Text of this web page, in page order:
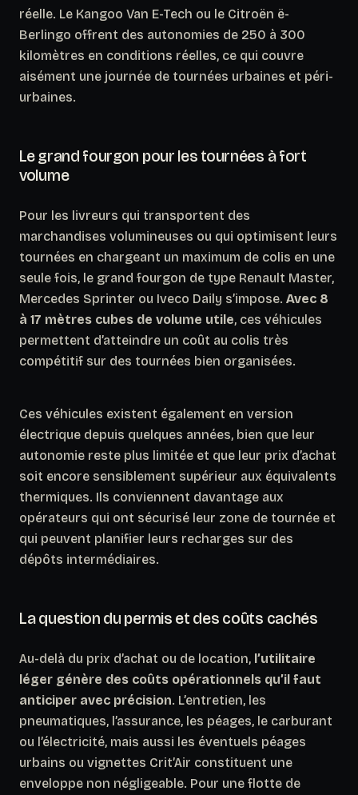
réelle. Le Kangoo Van E-Tech ou le Citroën ë-
Berlingo offrent des autonomies de 250 à 300
kilomètres en conditions réelles, ce qui couvre
aisément une journée de tournées urbaines et péri-
urbaines.
Le grand fourgon pour les tournées à fort
volume
Pour les livreurs qui transportent des
marchandises volumineuses ou qui optimisent leurs
tournées en chargeant un maximum de colis en une
seule fois, le grand fourgon de type Renault Master,
Mercedes Sprinter ou Iveco Daily s’impose. Avec 8
à 17 mètres cubes de volume utile, ces véhicules
permettent d’atteindre un coût au colis très
compétitif sur des tournées bien organisées.
Ces véhicules existent également en version
électrique depuis quelques années, bien que leur
autonomie reste plus limitée et que leur prix d’achat
soit encore sensiblement supérieur aux équivalents
thermiques. Ils conviennent davantage aux
opérateurs qui ont sécurisé leur zone de tournée et
qui peuvent planifier leurs recharges sur des
dépôts intermédiaires.
La question du permis et des coûts cachés
Au-delà du prix d’achat ou de location, l’utilitaire
léger génère des coûts opérationnels qu’il faut
anticiper avec précision. L’entretien, les
pneumatiques, l’assurance, les péages, le carburant
ou l’électricité, mais aussi les éventuels péages
urbains ou vignettes Crit’Air constituent une
enveloppe non négligeable. Pour une flotte de